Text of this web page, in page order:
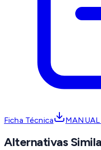
Ficha Técnica
Alternativas